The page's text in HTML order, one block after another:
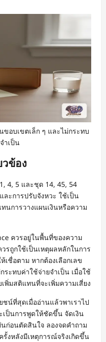
อบเขตเล็ก ๆ และไม่กระทบ
ำเป็น
ข้อง
4, 5 และชุด 14, 45, 54
ละการปรับจังหวะ ใช้เป็น
นการวางแผนเงินหรือความ
ควรอยู่ในพื้นที่ของความ
รถูกใช้เป็นเหตุผลหลักในการ
ชื่อตาม หากต้องเลือกเลข
ระทบค่าใช้จ่ายจำเป็น เมื่อใช้
พิ่มสติแทนที่จะเพิ่มความเสี่ยง
น์ที่สุดเมื่ออ่านแล้วพาเราไป
ป็นการพูดให้ชัดขึ้น จัดเงิน
ก่อนตัดสินใจ ลองจดคำถาม
รั้งหลังมีเหตุการณ์จริงเกิดขึ้น